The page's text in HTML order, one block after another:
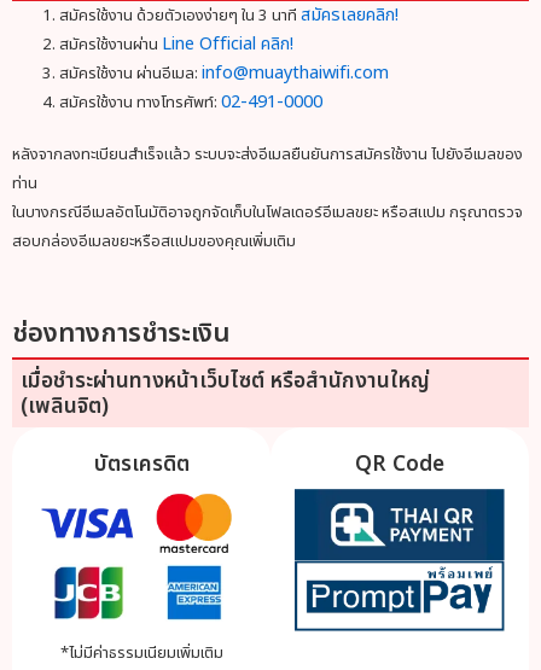
สมัครใช้งาน ด้วยตัวเองง่ายๆ ใน 3 นาทีสมัครเลยคลิก!
สมัครใช้งานผ่าน Line Official คลิก!
สมัครใช้งาน ผ่านอีเมล:info@muaythaiwifi.com
สมัครใช้งาน ทางโทรศัพท์:02-491-0000
หลังจากลงทะเบียนสำเร็จแล้ว ระบบจะส่งอีเมลยืนยันการสมัครใช้งาน ไปยังอีเมลของ
ท่าน
ในบางกรณีอีเมลอัตโนมัติอาจถูกจัดเก็บในโฟลเดอร์อีเมลขยะ หรือสแปม กรุณาตรวจ
สอบกล่องอีเมลขยะหรือสแปมของคุณเพิ่มเติม
ช่องทางการชำระเงิน
เมื่อชำระผ่านทางหน้าเว็บไซต์ หรือสำนักงานใหญ่
(เพลินจิต)
บัตรเครดิต
*ไม่มีค่าธรรมเนียมเพิ่มเติม
QR Code